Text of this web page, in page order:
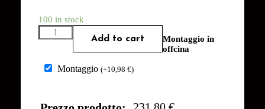
100 in stock
Add to cart
Montaggio in
offcina
Montaggio (+10,98 €)